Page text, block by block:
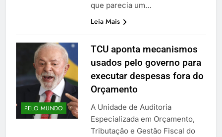
que parecia um…
Leia Mais
PELO MUNDO
TCU aponta mecanismos
usados pelo governo para
executar despesas fora do
Orçamento
A Unidade de Auditoria
Especializada em Orçamento,
Tributação e Gestão Fiscal do